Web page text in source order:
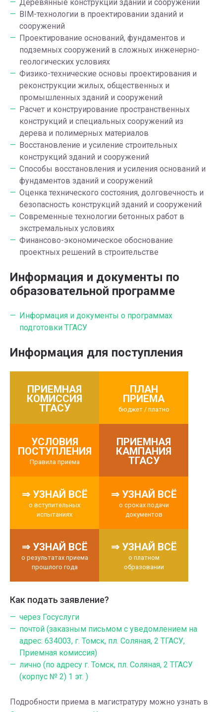
Деревянные конструкции зданий и сооружений
BIM-технологии в проектировании зданий и
сооружений
Проектирование оснований, фундаментов и
подземных сооружений в сложных инженерно-
геологических условиях
Физико-технические основы проектирования и
реконструкции жилых, общественных и
промышленных зданий и сооружений
Расчет и конструирование пространственных
конструкций и специальных сооружений из
дерева и полимерных материалов
Восстановление и усиление строительных
конструкций зданий и сооружений
Способы восстановления и усиления оснований и
фундаментов зданий и сооружений
Оценка технического состояния, долговечность и
безопасность конструкций зданий и сооружений
Современные технологии бетонных работ в
экстремальных условиях
Финансово-экономическое обоснование
проектных решений в строительстве
Информация и документы по
образовательной программе
Информация и документы о программах
подготовки ТГАСУ
Информация для поступления
ПРИЕМНАЯ
КОМИССИЯ
ТГАСУ
ПЛАН
ПРИЕМА
бюджет / платно
УСЛОВИЯ
ПОСТУПЛЕНИЯ
Правила приема
ПРИЕМНАЯ
КАМПАНИЯ
ТГАСУ
⇒ УЗНАЙ ВСЁ
о вступительных
испытаниях
⇒ УЗНАЙ ВСЁ
о сроках подачи
документов
⇒ УЗНАЙ ВСЁ
о результатах приема
прошлого года
⇒ УЗНАЙ ВСЁ
о платном
образовании
Как подать заявление?
через Госуслуги
почтой (заказным письмом с уведомлением на
адрес: 634003, г. Томск, пл. Соляная, 2 ТГАСУ,
Приемная комиссия)
лично (по адресу г. Томск, пл. Соляная, 2 ТГАСУ
(корпус № 2) 1 эт. )
Подробности приема в магистратуру можно узнать в